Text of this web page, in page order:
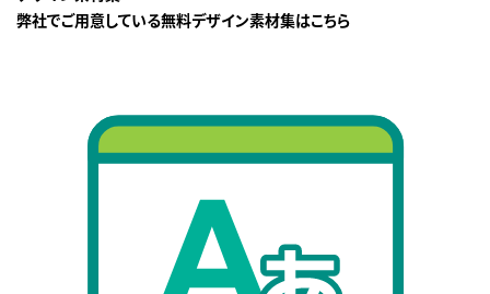
弊社でご用意している無料デザイン素材集はこちら